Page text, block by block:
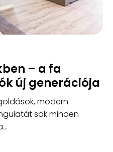
– a fa
új generációja
modern
sok minden